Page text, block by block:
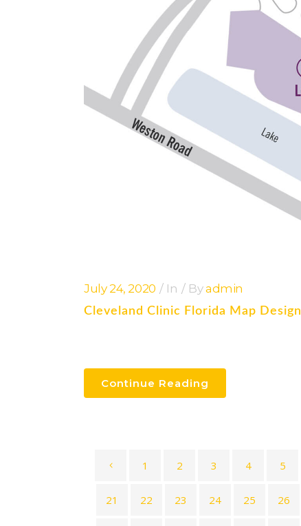
July 24, 2020 In Byadmin
Cleveland Clinic Florida Map Design
Continue Reading
1 2 3 4 5
21 22 23 24 25 26